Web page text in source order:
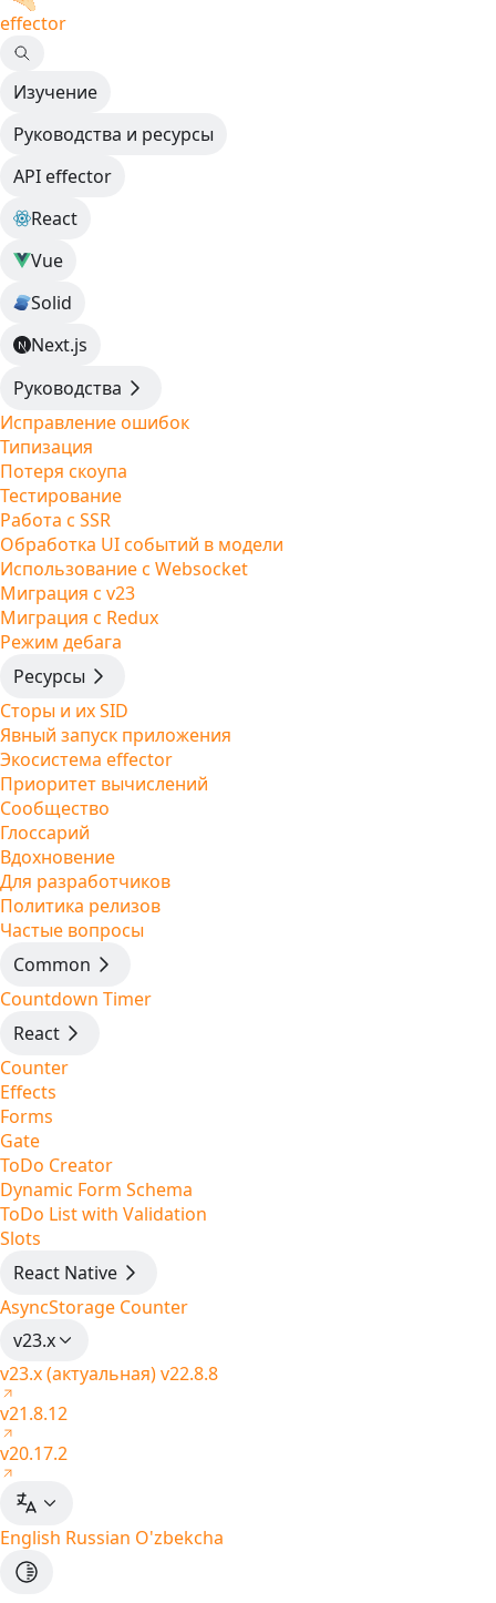
effector
Изучение
Руководства и ресурсы
API effector
React
Vue
Solid
Next.js
Руководства
Исправление ошибок
Типизация
Потеря скоупа
Тестирование
Работа с SSR
Обработка UI событий в модели
Использование с Websocket
Миграция с v23
Миграция с Redux
Режим дебага
Ресурсы
Сторы и их SID
Явный запуск приложения
Экосистема effector
Приоритет вычислений
Сообщество
Глоссарий
Вдохновение
Для разработчиков
Политика релизов
Частые вопросы
Common
Countdown Timer
React
Counter
Effects
Forms
Gate
ToDo Creator
Dynamic Form Schema
ToDo List with Validation
Slots
React Native
AsyncStorage Counter
v23.x
v23.x (актуальная)v22.8.8
v21.8.12
v20.17.2
English Russian O'zbekcha